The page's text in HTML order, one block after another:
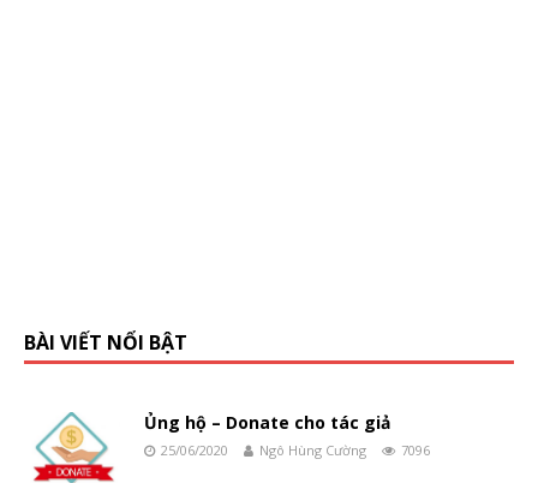
BÀI VIẾT NỔI BẬT
Ủng hộ – Donate cho tác giả
25/06/2020 Ngô Hùng Cường 7096